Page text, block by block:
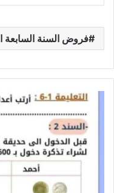
فروض السنة السابعة